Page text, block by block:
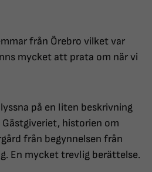
från Örebro vilket var
mycket att prata om när vi
på en liten beskrivning
Gästgiveriet, historien om
från begynnelsen från
En mycket trevlig berättelse.